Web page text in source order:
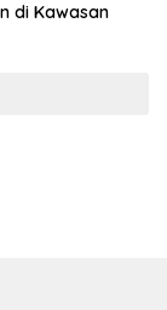
di Kawasan